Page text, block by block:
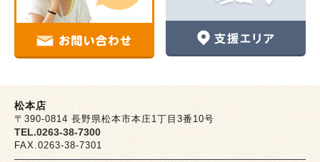
松本店
〒390-0814 長野県松本市本庄1丁目3番10号
TEL.0263-38-7300
FAX.0263-38-7301